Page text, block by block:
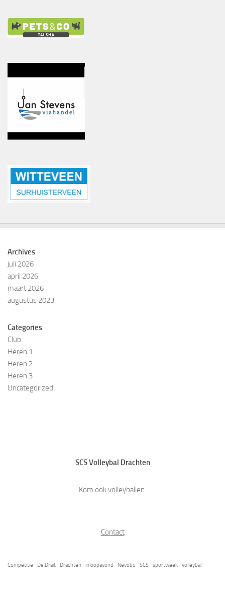
Archives
juli 2026
april 2026
maart 2026
augustus 2023
Categories
Club
Heren 1
Heren 2
Heren 3
Uncategorized
SCS Volleybal Drachten
Kom ook volleyballen.
Contact
Competitie De Drait Drachten inloopavond Nevobo SCS sportweek volleybal